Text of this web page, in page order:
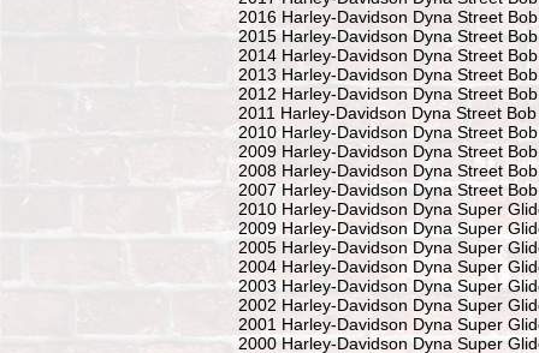
2016 Harley-Davidson Dyna Street
2015 Harley-Davidson Dyna Street
2014 Harley-Davidson Dyna Street
2013 Harley-Davidson Dyna Street
2012 Harley-Davidson Dyna Street
2011 Harley-Davidson Dyna Street
2010 Harley-Davidson Dyna Street
2009 Harley-Davidson Dyna Street
2008 Harley-Davidson Dyna Street
2007 Harley-Davidson Dyna Street
2010 Harley-Davidson Dyna Super
2009 Harley-Davidson Dyna Super
2005 Harley-Davidson Dyna Super
2004 Harley-Davidson Dyna Super
2003 Harley-Davidson Dyna Super
2002 Harley-Davidson Dyna Super
2001 Harley-Davidson Dyna Super
2000 Harley-Davidson Dyna Super